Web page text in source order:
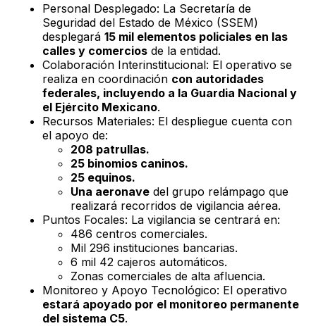
Personal Desplegado: La Secretaría de
Seguridad del Estado de México (SSEM)
desplegará 15 mil elementos policiales en las
calles y comercios de la entidad.
Colaboración Interinstitucional: El operativo se
realiza en coordinación con autoridades
federales, incluyendo a la Guardia Nacional y
el Ejército Mexicano.
Recursos Materiales: El despliegue cuenta con
el apoyo de:
208 patrullas.
25 binomios caninos.
25 equinos.
Una aeronave del grupo relámpago que
realizará recorridos de vigilancia aérea.
Puntos Focales: La vigilancia se centrará en:
486 centros comerciales.
Mil 296 instituciones bancarias.
6 mil 42 cajeros automáticos.
Zonas comerciales de alta afluencia.
Monitoreo y Apoyo Tecnológico: El operativo
estará apoyado por el monitoreo permanente
del sistema C5.